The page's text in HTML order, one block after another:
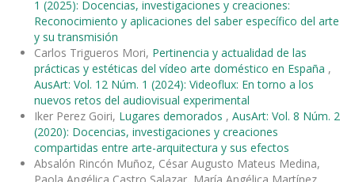
1 (2025): Docencias, investigaciones y creaciones:
Reconocimiento y aplicaciones del saber específico del arte
y su transmisión
Carlos Trigueros Mori, Pertinencia y actualidad de las
prácticas y estéticas del vídeo arte doméstico en España ,
AusArt: Vol. 12 Núm. 1 (2024): Videoflux: En torno a los
nuevos retos del audiovisual experimental
Iker Perez Goiri, Lugares demorados , AusArt: Vol. 8 Núm. 2
(2020): Docencias, investigaciones y creaciones
compartidas entre arte-arquitectura y sus efectos
Absalón Rincón Muñoz, César Augusto Mateus Medina,